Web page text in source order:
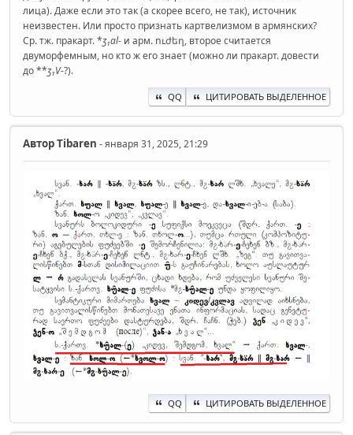
лица). Даже если это так (а скорее всего, не так), источник
неизвестен. Или просто признать картвелизмом в армянских?
Ср. тж. пракарт. *ʒ₁al- и арм. ուժեղ, второе считается
двуморфемным, но кто ж его знает (можно ли пракарт. довести
до **ʒ₁V-?).
QQ ЦИТИРОВАТЬ ВЫДЕЛЕННОЕ
АвторTibaren - января 31, 2025, 21:29
QQ ЦИТИРОВАТЬ ВЫДЕЛЕННОЕ